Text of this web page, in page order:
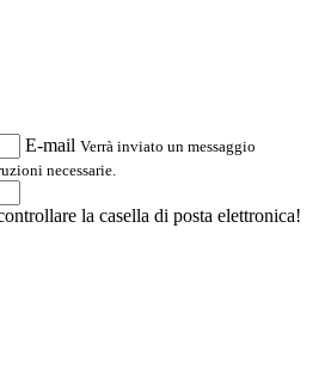
E-mail Verrà inviato un messaggio
necessarie.
la casella di posta elettronica!